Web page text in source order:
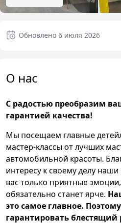
Обновлено 6 июля 2026
О нас
С радостью преобразим
гарантией качества!
Мы посещаем главные
мастер-классы от лучших
автомобильной красоты.
интересу к своему делу
вас только приятные
обязательно станет ярче.
это самое главное.
гарантировать блестящий